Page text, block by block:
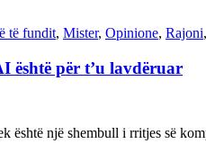
të fundit, Mister, Opinione, Rajoni,
është për t’u lavdëruar
është një shembull i rritjes së